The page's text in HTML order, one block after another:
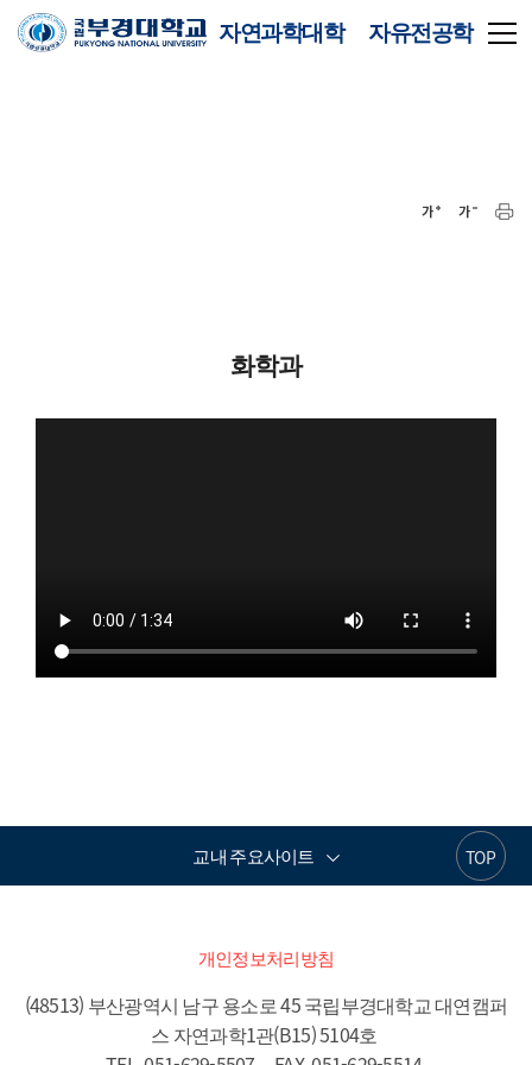
자연과학대학 자유전공학
화학과
TOP
교내 주요사이트
개인정보처리방침
(48513) 부산광역시 남구 용소로 45 국립부경대학교 대연캠퍼
스 자연과학1관(B15) 5104호